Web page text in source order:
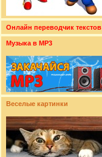
Онлайн переводчик текстов
Музыка в MP3
Веселые картинки